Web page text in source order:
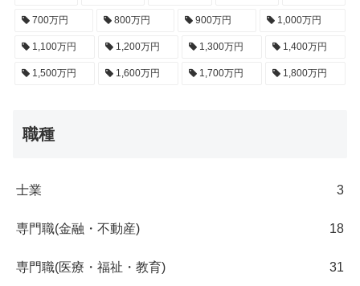
700万円 800万円 900万円 1,000万円
1,100万円 1,200万円 1,300万円 1,400万円
1,500万円 1,600万円 1,700万円 1,800万円
職種
士業 3
専門職(金融・不動産) 18
専門職(医療・福祉・教育) 31